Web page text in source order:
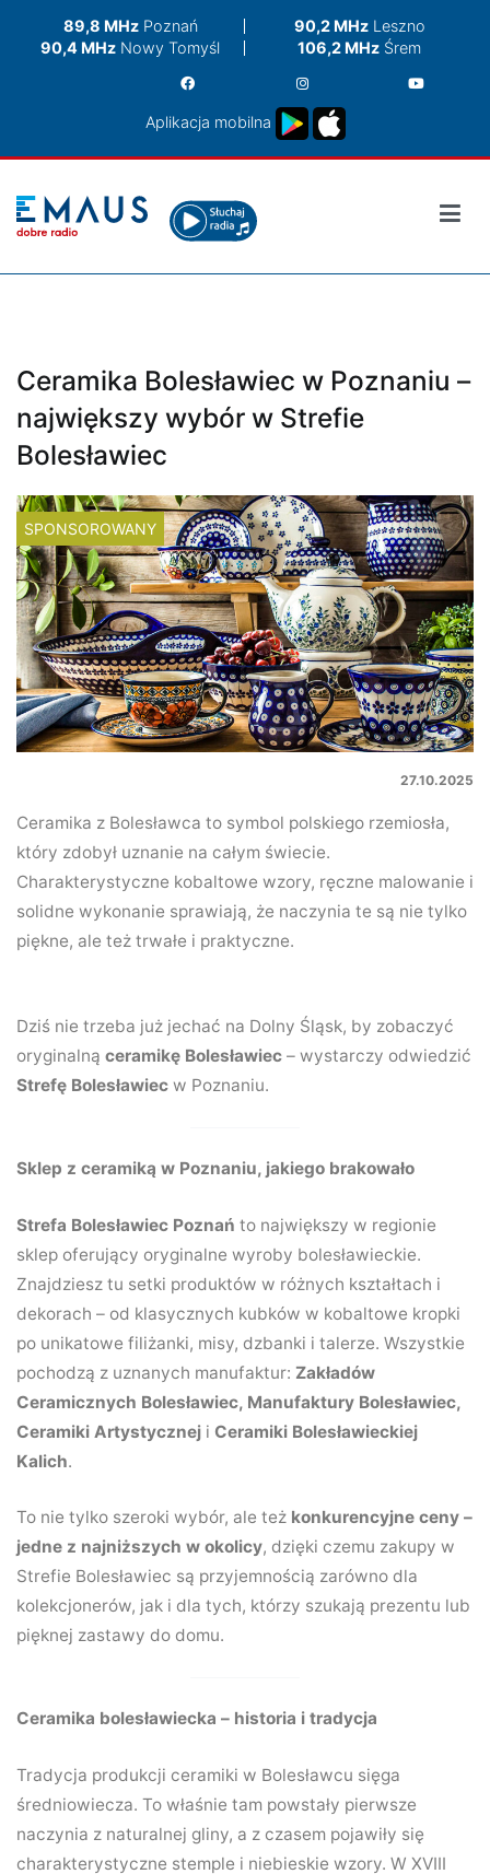
89,8 MHzPoznań 90,2 MHzLeszno
90,4 MHz Nowy Tomyśl 106,2 MHz Śrem
Aplikacja mobilna
Ceramika Bolesławiec w Poznaniu –
największy wybór w Strefie
Bolesławiec
SPONSOROWANY
27.10.2025
Ceramika z Bolesławca to symbol polskiego rzemiosła,
który zdobył uznanie na całym świecie.
Charakterystyczne kobaltowe wzory, ręczne malowanie i
solidne wykonanie sprawiają, że naczynia te są nie tylko
piękne, ale też trwałe i praktyczne.
Dziś nie trzeba już jechać na Dolny Śląsk, by zobaczyć
oryginalną ceramikę Bolesławiec – wystarczy odwiedzić
Strefę Bolesławiec w Poznaniu.
Sklep z ceramiką w Poznaniu, jakiego brakowało
Strefa Bolesławiec Poznań to największy w regionie
sklep oferujący oryginalne wyroby bolesławieckie.
Znajdziesz tu setki produktów w różnych kształtach i
dekorach – od klasycznych kubków w kobaltowe kropki
po unikatowe filiżanki, misy, dzbanki i talerze. Wszystkie
pochodzą z uznanych manufaktur: Zakładów
Ceramicznych Bolesławiec, Manufaktury Bolesławiec,
Ceramiki Artystycznej i Ceramiki Bolesławieckiej
Kalich.
To nie tylko szeroki wybór, ale też konkurencyjne ceny –
jedne z najniższych w okolicy, dzięki czemu zakupy w
Strefie Bolesławiec są przyjemnością zarówno dla
kolekcjonerów, jak i dla tych, którzy szukają prezentu lub
pięknej zastawy do domu.
Ceramika bolesławiecka – historia i tradycja
Tradycja produkcji ceramiki w Bolesławcu sięga
średniowiecza. To właśnie tam powstały pierwsze
naczynia z naturalnej gliny, a z czasem pojawiły się
charakterystyczne stemple i niebieskie wzory. W XVIII